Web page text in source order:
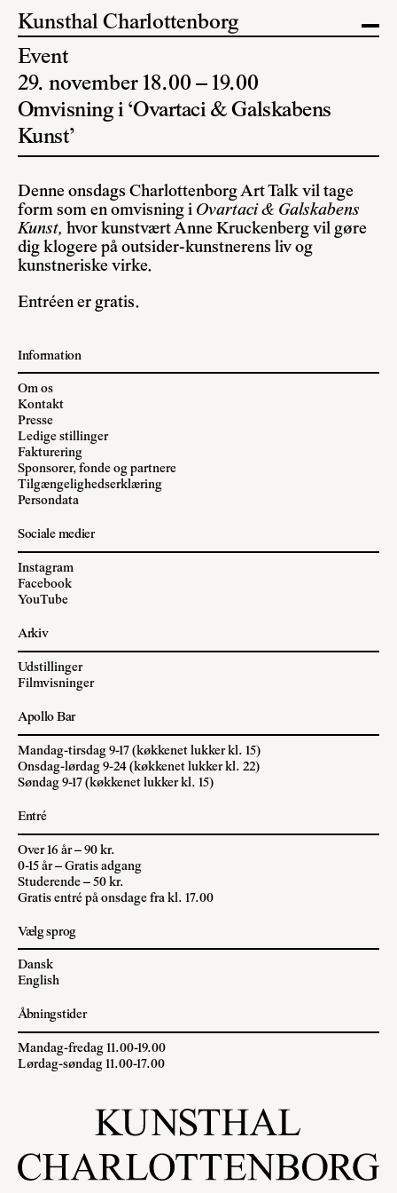
Kunsthal Charlottenborg
Event
29. november 18.00 – 19.00
Omvisning i ‘Ovartaci & Galskabens
Kunst’
Denne onsdags Charlottenborg Art Talk vil tage
form som en omvisning i Ovartaci & Galskabens
Kunst, hvor kunstvært Anne Kruckenberg vil gøre
dig klogere på outsider-kunstnerens liv og
kunstneriske virke.
Entréen er gratis.
Information
Om os
Kontakt
Presse
Ledige stillinger
Fakturering
Sponsorer, fonde og partnere
Tilgængelighedserklæring
Persondata
Sociale medier
Instagram
Facebook
YouTube
Arkiv
Udstillinger
Filmvisninger
Apollo Bar
Mandag-tirsdag 9-17 (køkkenet lukker kl. 15)
Onsdag-lørdag 9-24 (køkkenet lukker kl. 22)
Søndag 9-17 (køkkenet lukker kl. 15)
Entré
Over 16 år – 90 kr.
0-15 år – Gratis adgang
Studerende – 50 kr.
Gratis entré på onsdage fra kl. 17.00
Vælg sprog
Dansk
English
Åbningstider
Mandag-fredag 11.00-19.00
Lørdag-søndag 11.00-17.00